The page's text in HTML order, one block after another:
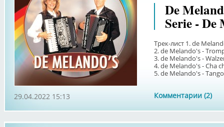
De
Serie - De
Трек-лист 1. de
2. de Melando's -
3. de Melando's -
4. de Melando's - Cha
5. de Melando's -
Комментарии (2)
29.04.2022 15:13